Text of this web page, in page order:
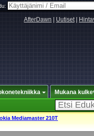
AfterDawn Uutiset|
Mukana
Mediamaster 210T